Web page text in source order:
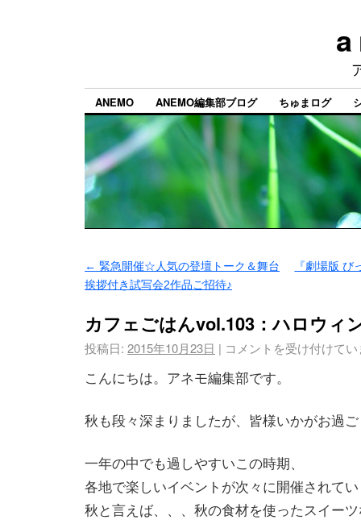
a
ANEMO ANEMO編集部ブログ ちゅまログ
← 緊急開催☆人気の登壇トーク＆舞台
挨拶付き試写会2作品ご招待♪
『劇場版
カフェごはんvol.103：ハロウィ
投稿日: 2015年10月23日 | コメントを受け付けて
こんにちは。アネモ編集部です。
秋も段々深まりましたが、皆様いかがお過
一年の中でも過しやすいこの時期、
各地で楽しいイベントが次々に開催されて
秋と言えば、、、秋の食材を使ったスイー